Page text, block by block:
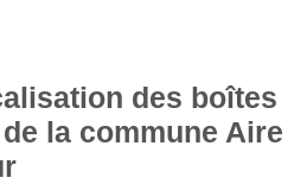
des boîtes
la commune Aire